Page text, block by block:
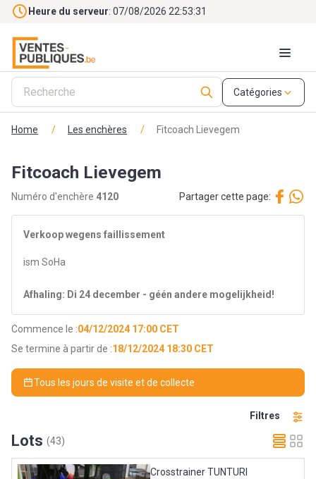
Skip to main content
Heure du serveur: 07/08/2026 22:53:32
Catégories
Home / Les enchères / Fitcoach Lievegem
Fitcoach Lievegem
Numéro d'enchère 4120 Partager cette page:
Verkoop wegens faillissement
ism SoHa
Afhaling: Di 24 december - géén andere mogelijkheid!
Commence le :04/12/2024 17:00 CET
Se termine à partir de :18/12/2024 18:30 CET
Tous les jours de visite et de collecte
Filtres
Lots (43)
Crosstrainer TUNTURI